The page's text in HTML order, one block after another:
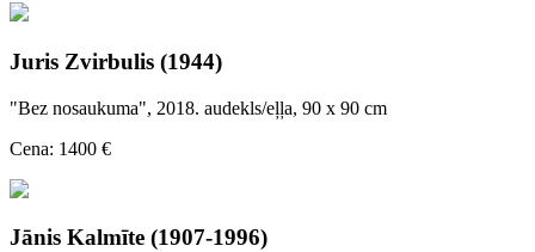
Juris Zvirbulis (1944)
"Bez nosaukuma", 2018. audekls/eļļa, 90 x 90 cm
Cena: 1400 €
Jānis Kalmīte (1907-1996)